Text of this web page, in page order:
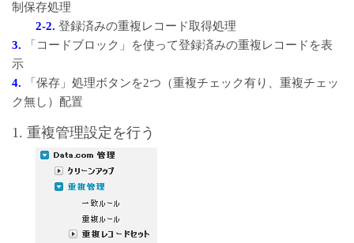
制保存処理
2-2. 登録済みの重複レコード取得処理
3. 「コードブロック」を使って登録済みの重複レコードを表
示
4.
「保存」処理ボタンを2つ（重複チェック有り、重複チェッ
ク無し）配置
1. 重複管理設定を行う